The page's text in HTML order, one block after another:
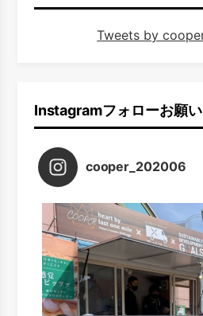
Tweets by
Instagramフォローお願
cooper_202006